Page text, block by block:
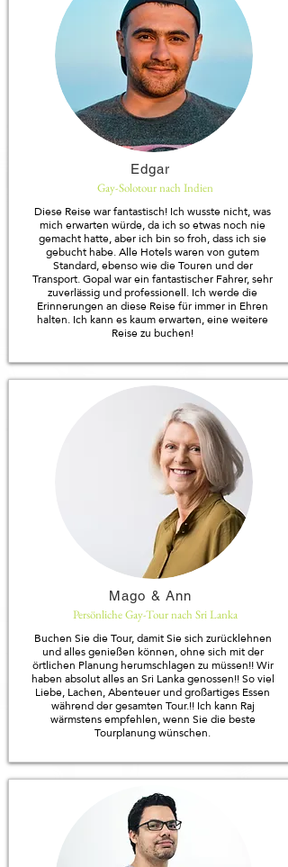
Edgar
Gay-Solotour nach Indien
Diese Reise war fantastisch! Ich wusste nicht, was
mich erwarten würde, da ich so etwas noch nie
gemacht hatte, aber ich bin so froh, dass ich sie
gebucht habe. Alle Hotels waren von gutem
Standard, ebenso wie die Touren und der
Transport. Gopal war ein fantastischer Fahrer, sehr
zuverlässig und professionell. Ich werde die
Erinnerungen an diese Reise für immer in Ehren
halten. Ich kann es kaum erwarten, eine weitere
Reise zu buchen!
Mago & Ann
Persönliche Gay-Tour nach Sri Lanka
Buchen Sie die Tour, damit Sie sich zurücklehnen
und alles genießen können, ohne sich mit der
örtlichen Planung herumschlagen zu müssen!! Wir
haben absolut alles an Sri Lanka genossen!! So viel
Liebe, Lachen, Abenteuer und großartiges Essen
während der gesamten Tour.!! Ich kann Raj
wärmstens empfehlen, wenn Sie die beste
Tourplanung wünschen.